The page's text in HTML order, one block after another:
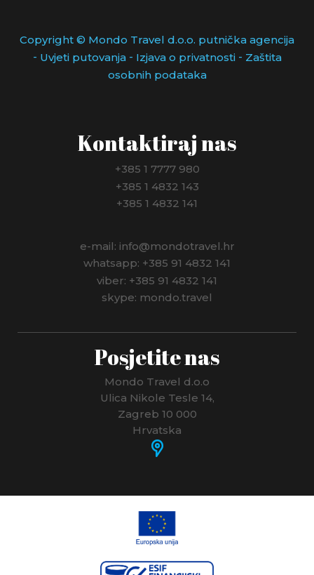
Copyright © Mondo Travel d.o.o. putnička agencija
- Uvjeti putovanja- Izjava o privatnosti- Zaštita
osobnih podataka
Kontaktiraj nas
+385 1 7777 980
+385 1 4832 143
+385 1 4832 141
e-mail: info@mondotravel.hr
whatsapp: +385 91 4832 141
viber: +385 91 4832 141
skype: mondo.travel
Posjetite nas
Mondo Travel d.o.o
Ulica Nikole Tesle 14,
Zagreb 10 000
Hrvatska